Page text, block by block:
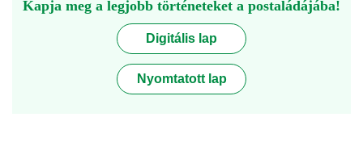
Kapja meg a legjobb történeteket a postaládájába!
Digitális lap
Nyomtatott lap